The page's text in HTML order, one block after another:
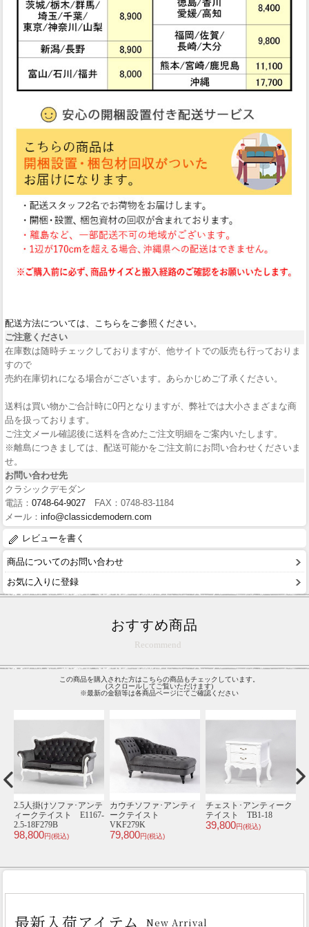
配送方法については、こちらをご参照ください。
ご注意ください
在庫数は随時チェックしておりますが、他サイトでの販売も行っておりま
すので
売約在庫切れになる場合がございます。あらかじめご了承ください。
送料は買い物かご合計時に0円となりますが、弊社では大小さまざまな商
品を扱っております。
ご注文メール確認後に送料を含めたご注文明細をご案内いたします。
※離島につきましては、配送可能かをご注文前にお問い合わせくださいま
せ。
お問い合わせ先
クラシックデモダン
電話： 0748-64-9027 FAX：0748-83-1184
メール： info@classicdemodern.com
レビューを書く
商品についてのお問い合わせ
お気に入りに登録
おすすめ商品
Recommend
この商品を購入された方はこちらの商品もチェックしています。
(スクロールしてご覧いただけます)
※最新の金額等は各商品ページにてご確認ください
2.5人掛けソファ･アンテ
ィークテイスト E1167-
2.5-18F279B
98,800円(税込)
カウチソファ･アンティ
ークテイスト
VKF279K
79,800円(税込)
チェスト･アンティーク
テイスト TB1-18
39,800円(税込)